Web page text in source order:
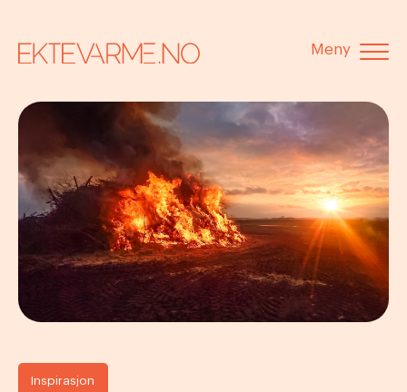
Meny
Inspirasjon